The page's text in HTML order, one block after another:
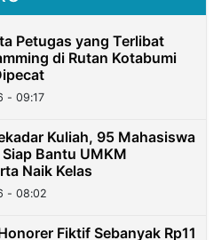
Petugas yang Terlibat
di Rutan Kotabumi
- 09:17
Kuliah, 95 Mahasiswa
Siap Bantu UMKM
Naik Kelas
- 08:02
Fiktif Sebanyak Rp11